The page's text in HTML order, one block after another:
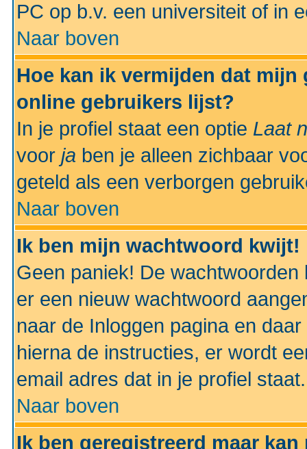
PC op b.v. een universiteit of in
Naar boven
Hoe kan ik vermijden dat
online gebruikers lijst?
In je profiel staat een optie Laat
voor ja ben je alleen zichbaar
geteld als een verborgen
Naar boven
Ik ben mijn wachtwoord kwijt!
Geen paniek! De
er een nieuw wachtwoord
naar de Inloggen pagina en
hierna de instructies, er wordt
email adres dat in je profiel staat.
Naar boven
Ik ben geregistreerd maar